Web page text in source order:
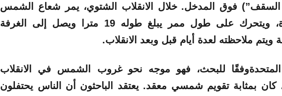
السقف”) فوق المدخل. خلال الانقلاب الشتوي، يمر شعاع الشمس
المشرقة من خلال هذه النافذة، ويتحرك على طول ممر يبلغ طوله 19 مترا ويصل إلى الغرفة
وفقًا للبحث، فهو موجه نحو غروب الشمس في الانقلاب
كان بمثابة تقويم شمسي معقد. يعتقد الباحثون أن الناس يحتفلون